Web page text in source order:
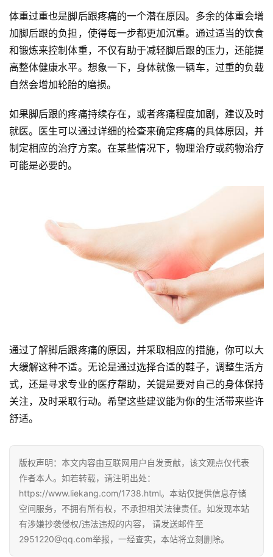
体重过重也是脚后跟疼痛的一个潜在原因。多余的体重会增
加脚后跟的负担，使得每一步都更加沉重。通过适当的饮食
和锻炼来控制体重，不仅有助于减轻脚后跟的压力，还能提
高整体健康水平。想象一下，身体就像一辆车，过重的负载
自然会增加轮胎的磨损。
如果脚后跟的疼痛持续存在，或者疼痛程度加剧，建议及时
就医。医生可以通过详细的检查来确定疼痛的具体原因，并
制定相应的治疗方案。在某些情况下，物理治疗或药物治疗
可能是必要的。
通过了解脚后跟疼痛的原因，并采取相应的措施，你可以大
大缓解这种不适。无论是通过选择合适的鞋子，调整生活方
式，还是寻求专业的医疗帮助，关键是要对自己的身体保持
关注，及时采取行动。希望这些建议能为你的生活带来些许
舒适。
版权声明：本文内容由互联网用户自发贡献，该文观点仅代表
作者本人。如若转载，请注明出处：
https://www.liekang.com/1738.html。本站仅提供信息存储
空间服务，不拥有所有权，不承担相关法律责任。如发现本站
有涉嫌抄袭侵权/违法违规的内容， 请发送邮件至
2951220@qq.com举报，一经查实，本站将立刻删除。